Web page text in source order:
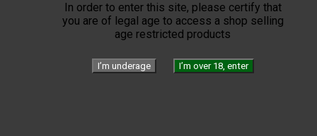
In order to enter this site, please certify that
you are of legal age to access a shop selling
age restricted products
I’m underage I’m over 18, enter
Diplomaticos
Flor de Cano
Hoyo de Monterrey
Jose Luis Piedra
Montecristo